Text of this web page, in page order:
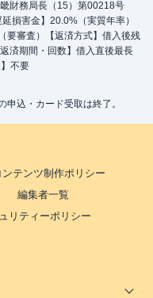
財務局長（15）第00218号
損害金】20.0%（実質年率）
要審査）【返済方式】借入後残
済期間・回数】借入直後最長
不要
込・カード受取は終了。
ンテンツ制作ポリシー
編集者一覧
リティーポリシー